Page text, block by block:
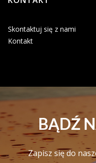
Skontaktuj się z nami
Kontakt
BĄDŹ
Zapisz się do